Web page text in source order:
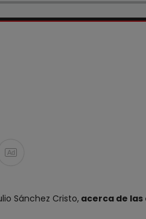
Ad
Sánchez Cristo, acerca de